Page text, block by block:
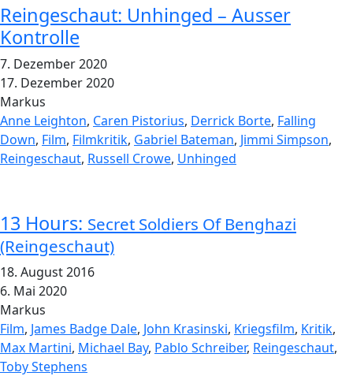
Reingeschaut: Unhinged – Ausser
Kontrolle
7. Dezember 2020
17. Dezember 2020
Markus
Anne Leighton, Caren Pistorius, Derrick Borte, Falling
Down, Film, Filmkritik, Gabriel Bateman, Jimmi Simpson,
Reingeschaut, Russell Crowe, Unhinged
13 Hours: Secret Soldiers Of Benghazi
(Reingeschaut)
18. August 2016
6. Mai 2020
Markus
Film, James Badge Dale, John Krasinski, Kriegsfilm, Kritik,
Max Martini, Michael Bay, Pablo Schreiber, Reingeschaut,
Toby Stephens